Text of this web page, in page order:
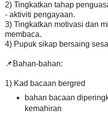
2) Tingkatkan tahap
- aktiviti pengayaan.
3) Tingkatkan motivasi dan
membaca.
4) Pupuk sikap bersaing
📌Bahan-bahan:
1) Kad bacaan bergred
bahan bacaan
kemahiran